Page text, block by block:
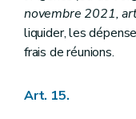
novembre 2021,
liquider, les
frais de réunions.
Art. 15.